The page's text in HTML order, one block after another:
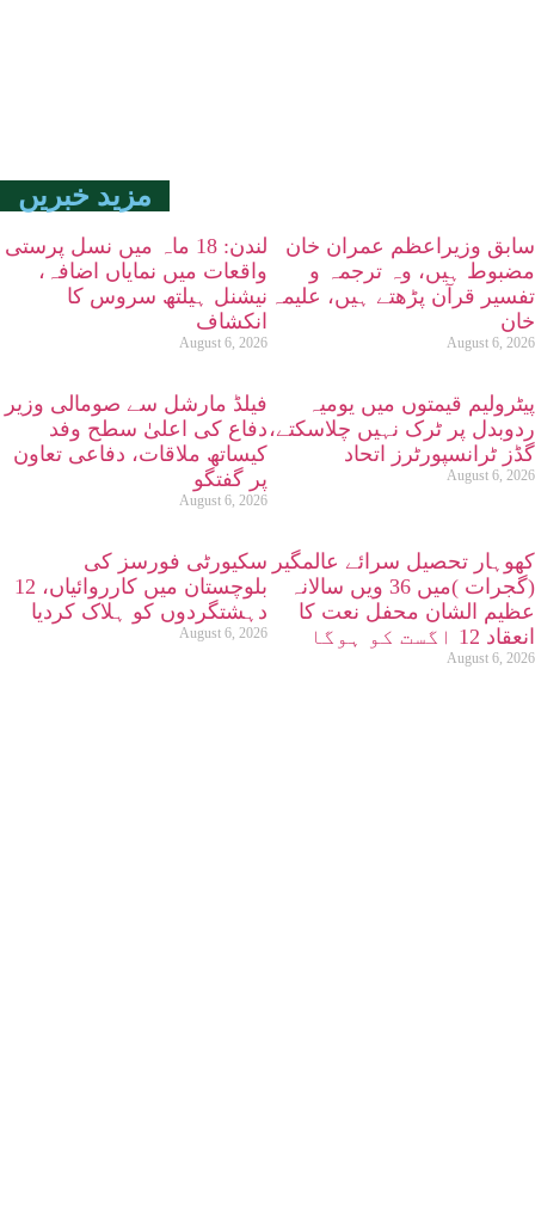
مزید خبریں
لندن: 18 ماہ میں نسل پرستی
واقعات میں نمایاں اضافہ،
نیشنل ہیلتھ سروس کا
انکشاف
August 6, 2026
سابق وزیراعظم عمران خان
مضبوط ہیں، وہ ترجمہ و
تفسیر قرآن پڑھتے ہیں، علیمہ
خان
August 6, 2026
فیلڈ مارشل سے صومالی وزیر
دفاع کی اعلیٰ سطح وفد
کیساتھ ملاقات، دفاعی تعاون
پر گفتگو
August 6, 2026
پیٹرولیم قیمتوں میں یومیہ
ردوبدل پر ٹرک نہیں چلاسکتے،
گڈز ٹرانسپورٹرز اتحاد
August 6, 2026
سکیورٹی فورسز کی
بلوچستان میں کارروائیاں، 12
دہشتگردوں کو ہلاک کردیا
August 6, 2026
کھوہار تحصیل سرائے عالمگیر
(گجرات )میں 36 ویں سالانہ
عظیم الشان محفل نعت کا
انعقاد 12 اگست کو ہوگا
August 6, 2026